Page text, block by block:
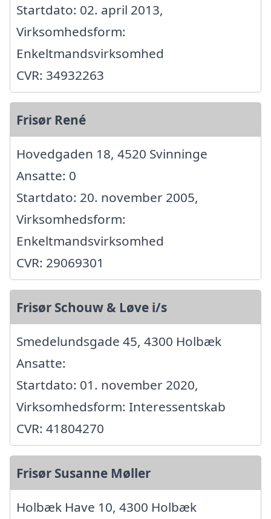
Startdato: 02. april 2013,
Virksomhedsform:
Enkeltmandsvirksomhed
CVR: 34932263
Frisør René
Hovedgaden 18, 4520 Svinninge
Ansatte: 0
Startdato: 20. november 2005,
Virksomhedsform:
Enkeltmandsvirksomhed
CVR: 29069301
Frisør Schouw & Løve i/s
Smedelundsgade 45, 4300 Holbæk
Ansatte:
Startdato: 01. november 2020,
Virksomhedsform: Interessentskab
CVR: 41804270
Frisør Susanne Møller
Holbæk Have 10, 4300 Holbæk